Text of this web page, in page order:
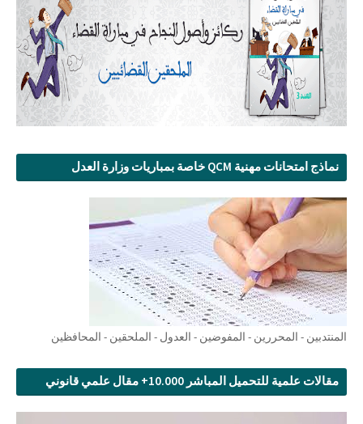
نماذج امتحانات مهنية QCM خاصة بمباريات وزارة العدل
المنتدبين - المحررين - المفوضين - العدول - الملحقين - المحافظين
مقالات علمية للتحميل المباشر 10.000+ مقال علمي قانوني